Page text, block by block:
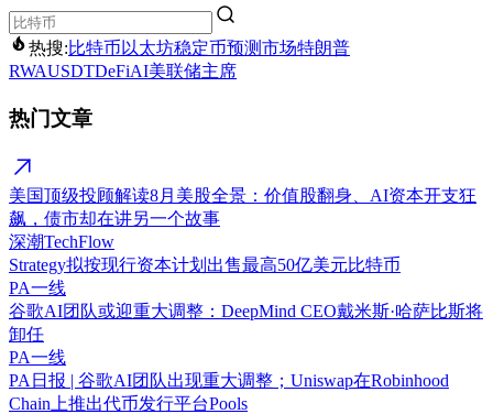
热搜:比特币 以太坊稳定币预测市场特朗普
RWAUSDTDeFiAI美联储主席
热门文章
美国顶级投顾解读8月美股全景：价值股翻身、AI资本开支狂
飙，债市却在讲另一个故事
深潮TechFlow
Strategy拟按现行资本计划出售最高50亿美元比特币
PA一线
谷歌AI团队或迎重大调整：DeepMind CEO戴米斯·哈萨比斯将
卸任
PA一线
PA日报 | 谷歌AI团队出现重大调整；Uniswap在Robinhood
Chain上推出代币发行平台Pools